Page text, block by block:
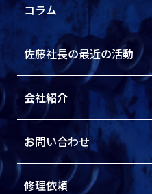
コラム
佐藤社長の最近の活動
会社紹介
お問い合わせ
修理依頼